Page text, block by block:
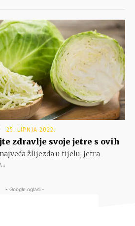
25. LIPNJA 2022.
zdravlje svoje jetre s ovih
žlijezda u tijelu, jetra
- Google oglasi -